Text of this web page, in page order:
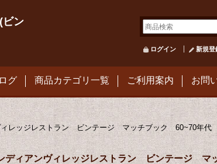
ン
ログイン 新規登
グ 商品カテゴリ一覧 ご利用案内 お問
レッジレストラン ビンテージ マッチブック 60~70年代
ィアンヴィレッジレストラン ビンテージ マ